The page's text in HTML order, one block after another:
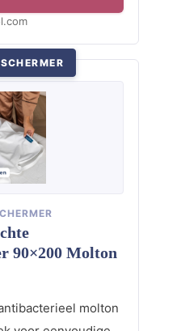
90×200 Molton
molton